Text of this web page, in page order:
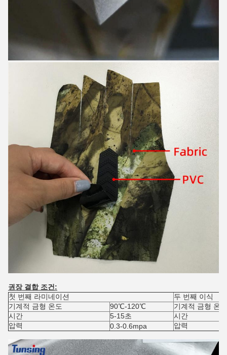
권장 결합 조건:
첫 번째 라미네이션
두 번째 이식
기계적 금형 온도
90℃-120℃
기계적 금형 온도
시간
5-15초
시간
압력
0.3-0.6mpa 압력